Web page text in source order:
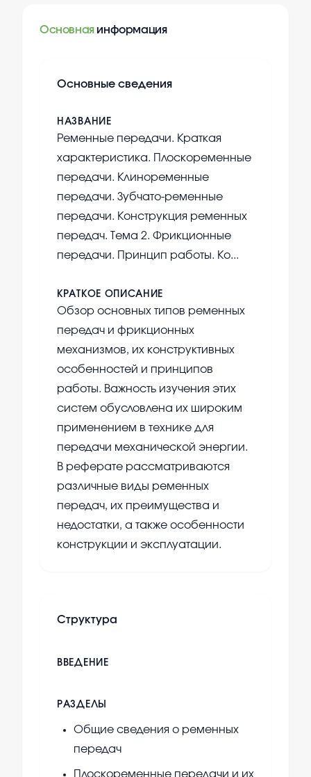
Основная информация
Основные сведения
НАЗВАНИЕ
Ременные передачи. Краткая
характеристика. Плоскоременные
передачи. Клиноременные
передачи. Зубчато-ременные
передачи. Конструкция ременных
передач. Тема 2. Фрикционные
передачи. Принцип работы. Ко...
КРАТКОЕ ОПИСАНИЕ
Обзор основных типов ременных
передач и фрикционных
механизмов, их конструктивных
особенностей и принципов
работы. Важность изучения этих
систем обусловлена их широким
применением в технике для
передачи механической энергии.
В реферате рассматриваются
различные виды ременных
передач, их преимущества и
недостатки, а также особенности
конструкции и эксплуатации.
Структура
ВВЕДЕНИЕ
РАЗДЕЛЫ
Общие сведения о ременных
передач
Плоскоременные передачи и их